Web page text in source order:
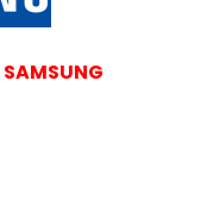
SAMSUNG